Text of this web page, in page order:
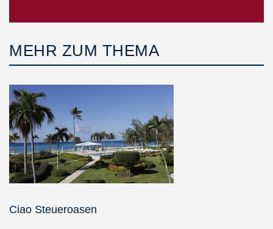
MEHR ZUM THEMA
Ciao Steueroasen